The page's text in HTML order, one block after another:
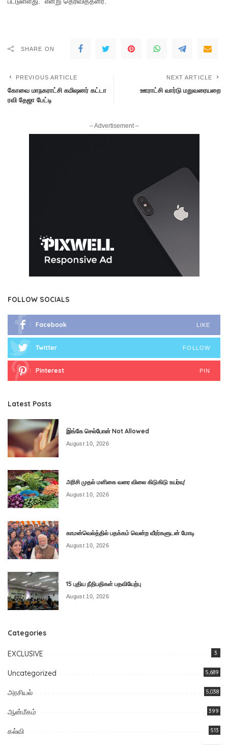
SHARE ON
PREVIOUS ARTICLE
கோவை மாநகராட்சி கமிஷனர் கட்டா
ரவி தேஜா பேட்டி
NEXT ARTICLE
ஊராட்சி வார்டு மறுவரையறை
– Advertisement –
FOLLOW SOCIALS
Facebook LIKE
Twitter FOLLOW
Pinterest PIN
Latest Posts
இங்கே செல்போன் Not Allowed
August 10, 2026
அரிசி முதல் மளிகை வரை விலை கிடுகிடு உயர்வு!
August 10, 2026
காமன்வெல்த்தில் பதக்கம் வென்ற வீரர்களுடன் மோடி
August 10, 2026
15 புதிய நீதிபதிகள் பதவியேற்பு
August 10, 2026
Categories
EXCLUSIVE 3
Uncategorized 5,689
அரசியல் 5,038
ஆன்மீகம் 399
கல்வி 513